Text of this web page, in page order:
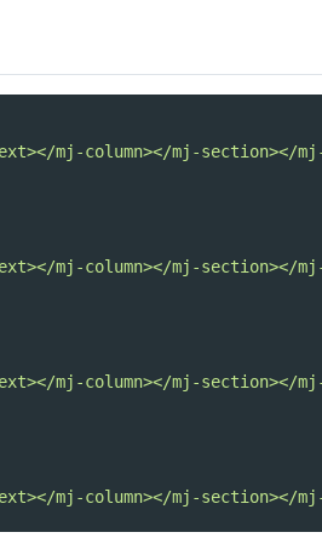
mj-column></mj-section></
mj-column></mj-section></
mj-column></mj-section></
mj-column></mj-section></